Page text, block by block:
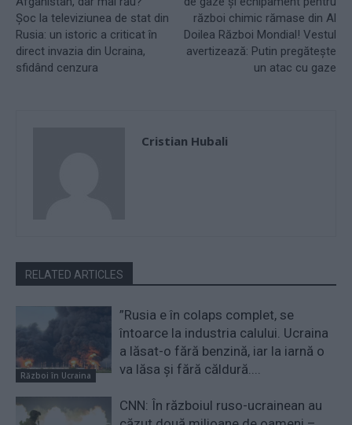
Șoc la televiziunea de stat din
Rusia: un istoric a criticat în
direct invazia din Ucraina,
sfidând cenzura
război chimic rămase din Al
Doilea Război Mondial! Vestul
avertizează: Putin pregătește
un atac cu gaze
Cristian Hubali
RELATED ARTICLES
Război în Ucraina
”Rusia e în colaps complet, se
întoarce la industria calului. Ucraina
a lăsat-o fără benzină, iar la iarnă o
va lăsa și fără căldură....
CNN: În războiul ruso-ucrainean au